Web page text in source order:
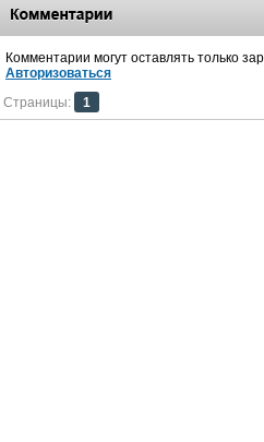
Комментарии могут оставлять только
Авторизоваться
Страницы:
1